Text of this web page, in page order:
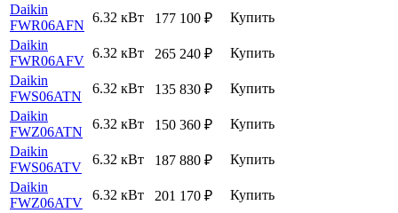
Daikin
FWR06AFN
6.32 кВт 177 100 ₽
Купить
Daikin
FWR06AFV
6.32 кВт 265 240 ₽
Купить
Daikin
FWS06ATN
6.32 кВт 135 830 ₽
Купить
Daikin
FWZ06ATN
6.32 кВт 150 360 ₽
Купить
Daikin
FWS06ATV
6.32 кВт 187 880 ₽
Купить
Daikin
FWZ06ATV
6.32 кВт 201 170 ₽
Купить